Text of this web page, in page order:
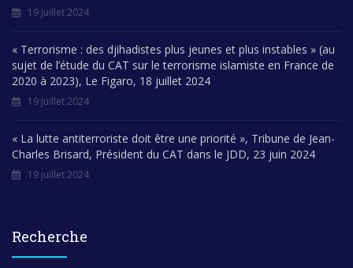
19 juillet 2024
« Terrorisme : des djihadistes plus jeunes et plus instables » (au
sujet de l’étude du CAT sur le terrorisme islamiste en France de
2020 à 2023), Le Figaro, 18 juillet 2024
19 juillet 2024
« La lutte antiterroriste doit être une priorité », Tribune de Jean-
Charles Brisard, Président du CAT dans le JDD, 23 juin 2024
19 juillet 2024
Recherche